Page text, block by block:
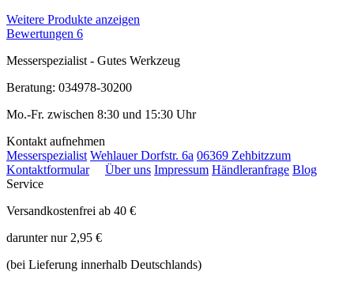
Weitere Produkte anzeigen
Bewertungen 6
Messerspezialist - Gutes Werkzeug
Beratung: 034978-30200
Mo.-Fr. zwischen 8:30 und 15:30 Uhr
Kontakt aufnehmen
Messerspezialist Wehlauer Dorfstr. 6a 06369 Zehbitzzum
Kontaktformular
Über uns Impressum Händleranfrage Blog
Service
Versandkostenfrei ab 40 €
darunter nur 2,95 €
(bei Lieferung innerhalb Deutschlands)